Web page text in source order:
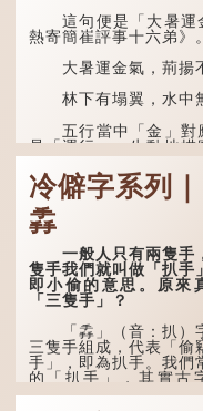
這句便是「大暑運
熱寄簡崔評事十六弟》
大暑運金氣，荊揚不
林下有塌翼，水中無
五行當中「金」對應
是「運行」，生動地描
運金氣」以誇張手法描
「荊揚」指...
冷僻字系列｜
掱
一般人只有兩隻手
隻手我們就叫做「扒手
即小偷的意思。原來
「三隻手」？
「掱」（音：扒）
三隻手組成，代表「偷
手」，即為扒手。我們
的「扒手」，其實古
「掱手」。